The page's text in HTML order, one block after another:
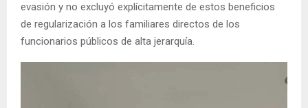
evasión y no excluyó explícitamente de estos beneficios
de regularización a los familiares directos de los
funcionarios públicos de alta jerarquía.